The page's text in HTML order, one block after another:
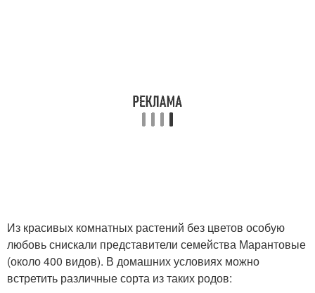
Из красивых комнатных растений без цветов особую
любовь снискали представители семейства Марантовые
(около 400 видов). В домашних условиях можно
встретить различные сорта из таких родов: